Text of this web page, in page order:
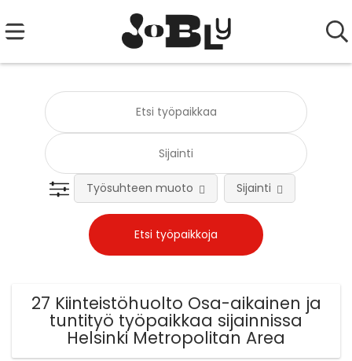
Työsuhteen muoto Sijainti
27 Kiinteistöhuolto Osa-aikainen ja
tuntityö työpaikkaa sijainnissa
Helsinki Metropolitan Area